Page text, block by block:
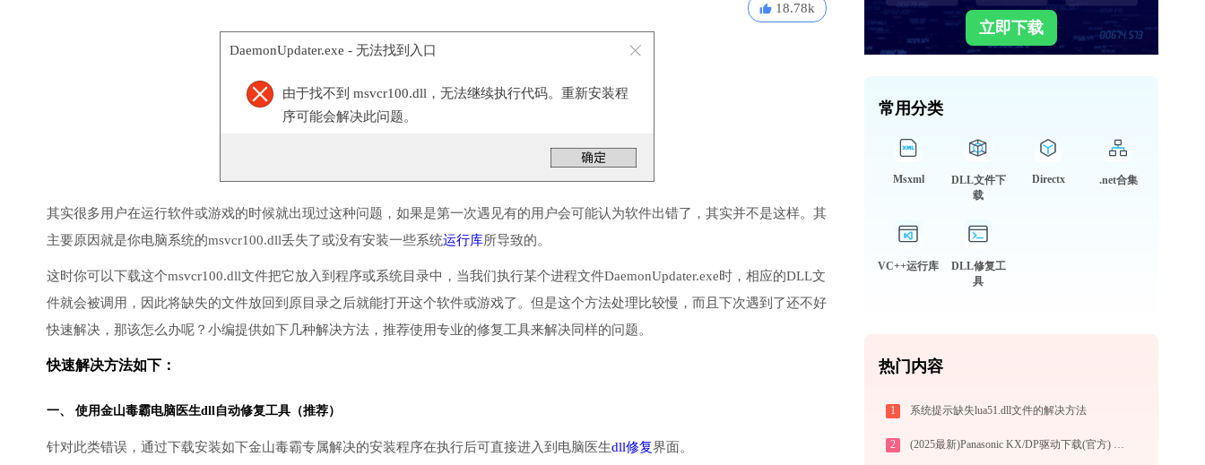
18.78k
DaemonUpdater.exe - 无法找到入口
由于找不到 msvcr100.dll，无法继续执行代码。重新安装程
序可能会解决此问题。
其实很多用户在运行软件或游戏的时候就出现过这种问题，如果是第一次遇见有的用户会可能认为软件出错了，其实并不是这样。其
主要原因就是你电脑系统的msvcr100.dll丢失了或没有安装一些系统运行库所导致的。
这时你可以下载这个msvcr100.dll文件把它放入到程序或系统目录中，当我们执行某个进程文件DaemonUpdater.exe时，相应的DLL文
件就会被调用，因此将缺失的文件放回到原目录之后就能打开这个软件或游戏了。但是这个方法处理比较慢，而且下次遇到了还不好
快速解决，那该怎么办呢？小编提供如下几种解决方法，推荐使用专业的修复工具来解决同样的问题。
快速解决方法如下：
一、 使用金山毒霸电脑医生dll自动修复工具（推荐）
针对此类错误，通过下载安装如下金山毒霸专属解决的安装程序在执行后可直接进入到电脑医生dll修复界面。
立即下载
常用分类
Msxml
DLL文件下
载
Directx .net合集
VC++运行库
DLL修复工
具
热门内容
1 系统提示缺失lua51.dll文件的解决方法
2 (2025最新)Panasonic KX/DP驱动下载(官方) Win10/Win11支持